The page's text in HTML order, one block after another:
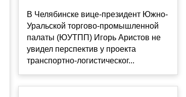
В Челябинске вице-президент Южно-
Уральской торгово-промышленной
палаты (ЮУТПП) Игорь Аристов не
увидел перспектив у проекта
транспортно-логистическог...